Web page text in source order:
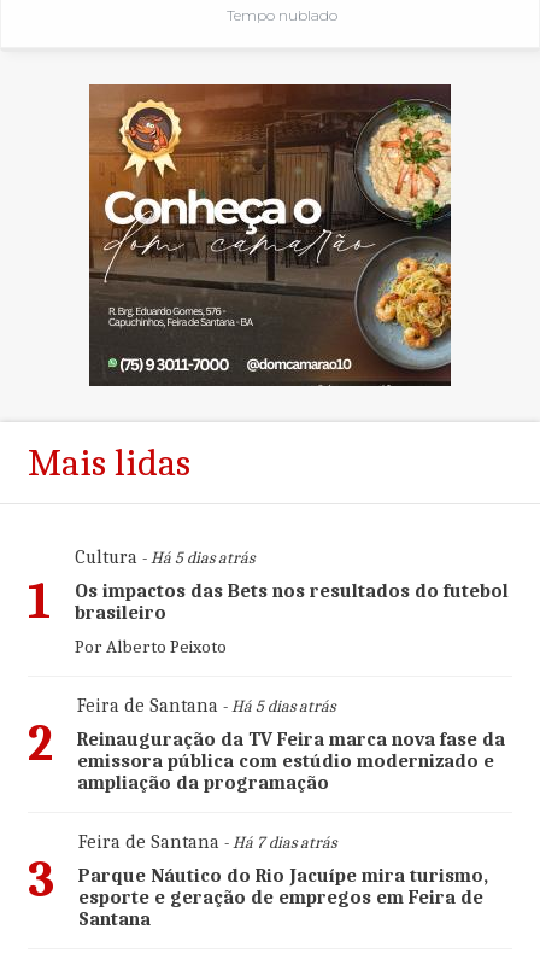
Tempo nublado
Mais lidas
1
Cultura- Há 5 dias atrás
Os impactos das Bets nos resultados do futebol
brasileiro
Por Alberto Peixoto
2
Feira de Santana- Há 5 dias atrás
Reinauguração da TV Feira marca nova fase da
emissora pública com estúdio modernizado e
ampliação da programação
3
Feira de Santana- Há 7 dias atrás
Parque Náutico do Rio Jacuípe mira turismo,
esporte e geração de empregos em Feira de
Santana